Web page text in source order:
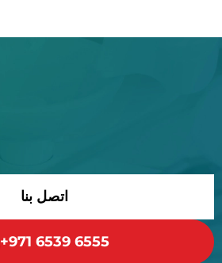
اتصل بنا
+971 6539 6555